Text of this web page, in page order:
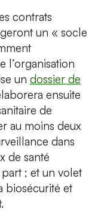
contrats
un « socle
l’organisation
un dossier de
ensuite
de
au moins deux
dans
de santé
; et un volet
biosécurité et